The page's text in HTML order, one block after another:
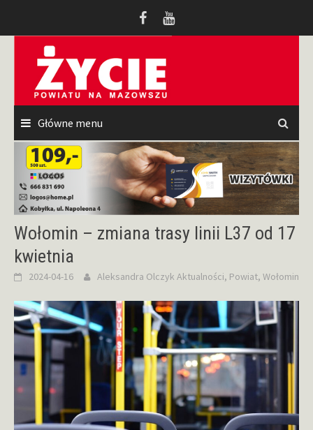
Główne menu
Wołomin – zmiana trasy linii L37 od 17
kwietnia
2024-04-16 Aleksandra Olczyk Aktualności, Powiat, Wołomin